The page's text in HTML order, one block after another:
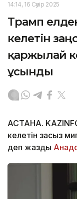
14:14, 16 Сәуір 2025
Трамп елден
келетін
қаржылай
ұсынды
АСТАНА.
келетін заңсыз
деп жазды